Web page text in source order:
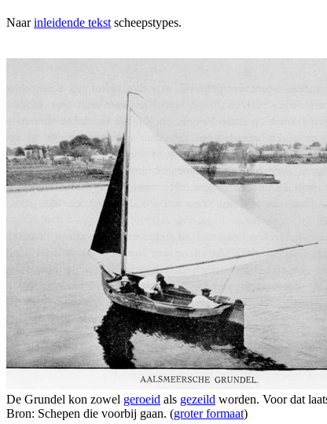
Naarinleidende tekst scheepstypes.
De Grundel kon zowel geroeid als gezeild worden. Voor dat
Bron: Schepen die voorbij gaan. (groter formaat)